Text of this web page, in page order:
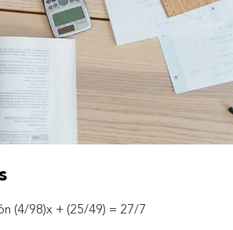
(4/98)x + (25/49) = 27/7